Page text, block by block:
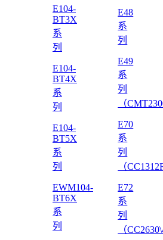
E104-
BT3X
系
列
E104-
BT4X
系
列
E104-
BT5X
系
列
EWM104-
BT6X
系
列
E48
系
列
E49
系
列
（
E70
系
列
（
E72
系
列
（